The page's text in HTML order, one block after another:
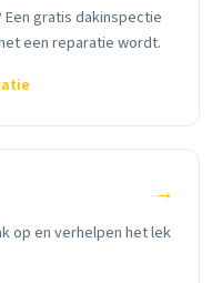
gratis dakinspectie
een reparatie wordt.
→
op en verhelpen het lek